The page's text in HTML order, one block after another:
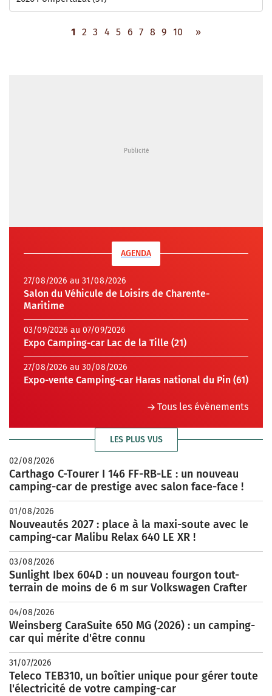
1 2 3 4 5 6 7 8 9 10 »
AGENDA
27/08/2026 au 31/08/2026
Salon du Véhicule de Loisirs de Charente-
Maritime
03/09/2026 au 07/09/2026
Expo Camping-car Lac de la Tille (21)
27/08/2026 au 30/08/2026
Expo-vente Camping-car Haras national du Pin (61)
Tous les évènements
LES PLUS VUS
02/08/2026
Carthago C-Tourer I 146 FF-RB-LE : un nouveau
camping-car de prestige avec salon face-face !
01/08/2026
Nouveautés 2027 : place à la maxi-soute avec le
camping-car Malibu Relax 640 LE XR !
03/08/2026
Sunlight Ibex 604D : un nouveau fourgon tout-
terrain de moins de 6 m sur Volkswagen Crafter
04/08/2026
Weinsberg CaraSuite 650 MG (2026) : un camping-
car qui mérite d'être connu
31/07/2026
Teleco TEB310, un boîtier unique pour gérer toute
l'électricité de votre camping-car